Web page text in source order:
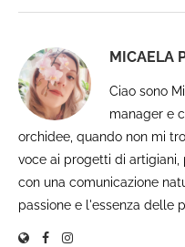
MICAELA
Ciao sono
manager e
orchidee, quando non mi
voce ai progetti di artigiani,
con una comunicazione
passione e l'essenza delle